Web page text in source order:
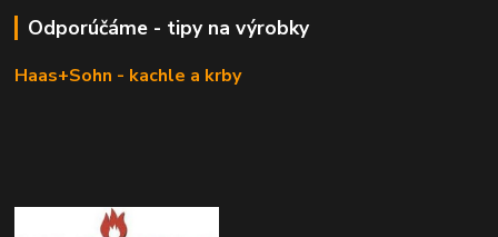
Odporúčáme - tipy na výrobky
Haas+Sohn - kachle a krby